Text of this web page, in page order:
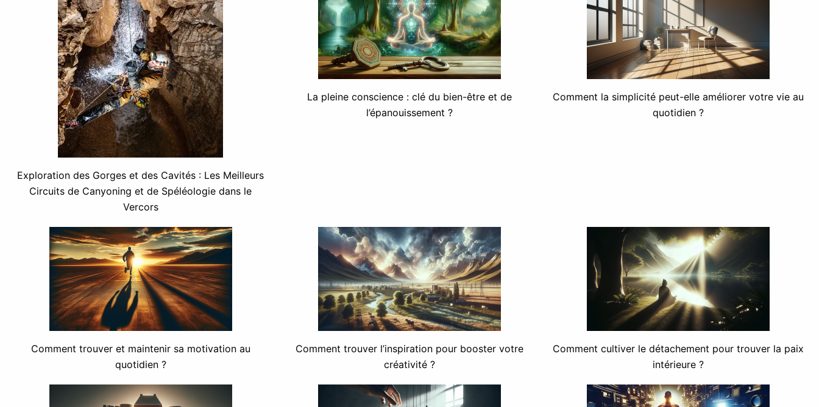
Exploration des Gorges et des Cavités : Les Meilleurs
Circuits de Canyoning et de Spéléologie dans le
Vercors
La pleine conscience : clé du bien-être et de
l’épanouissement ?
Comment la simplicité peut-elle améliorer votre vie au
quotidien ?
Comment trouver et maintenir sa motivation au
quotidien ?
Comment trouver l’inspiration pour booster votre
créativité ?
Comment cultiver le détachement pour trouver la paix
intérieure ?